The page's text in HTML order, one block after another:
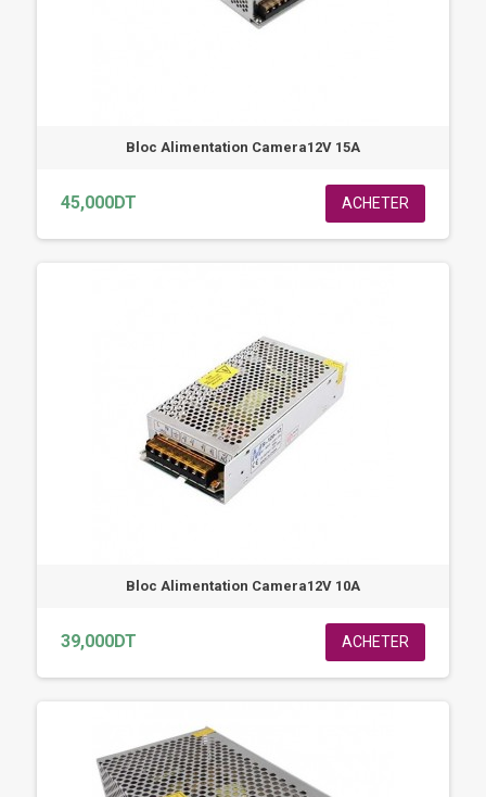
Bloc Alimentation Camera12V 15A
45,000DT ACHETER
Bloc Alimentation Camera12V 10A
39,000DT ACHETER